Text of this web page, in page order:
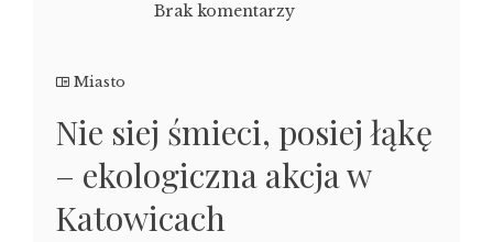
Brak komentarzy
Miasto
Nie siej śmieci, posiej łąkę
– ekologiczna akcja w
Katowicach